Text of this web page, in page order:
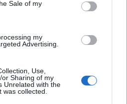
Sale of my
my
Advertising.
Use,
Sharing of my
Unrelated with the
collected.
még szükségesek